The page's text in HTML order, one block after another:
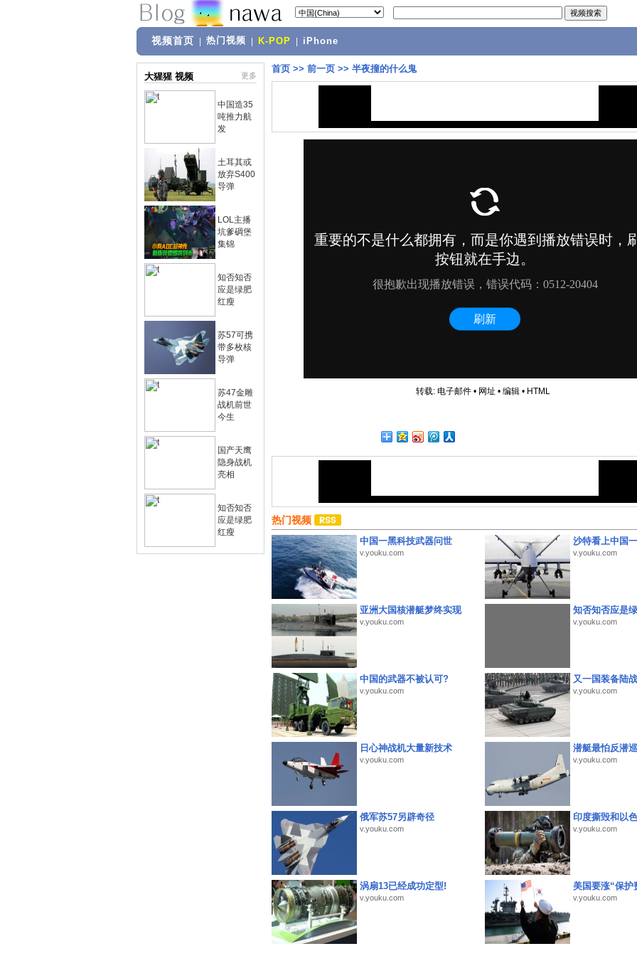
视频首页 热门视频 K-POP iPhone
大猩猩 视频 更多
中国造35
吨推力航
发
土耳其或
放弃S400
导弹
LOL主播
坑爹碉堡
集锦
知否知否
应是绿肥
红瘦
苏57可携
带多枚核
导弹
苏47金雕
战机前世
今生
国产天鹰
隐身战机
亮相
知否知否
应是绿肥
红瘦
首页 >> 前一页 >> 半夜撞的什么鬼
转载: 电子邮件• 网址 • 编辑• HTML
热门视频
中国一黑科技武器问世
v.youku.com
沙特看上中国
v.youku.com
亚洲大国核潜艇梦终实现
v.youku.com
知否知否应是
v.youku.com
中国的武器不被认可?
v.youku.com
又一国装备陆
v.youku.com
日心神战机大量新技术
v.youku.com
潜艇最怕反潜
v.youku.com
俄军苏57另辟奇径
v.youku.com
印度撕毁和以
v.youku.com
涡扇13已经成功定型!
v.youku.com
美国要涨“保护
v.youku.com